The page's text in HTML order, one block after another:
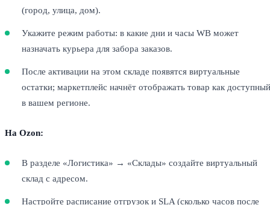
(город, улица, дом).
Укажите режим работы: в какие дни и часы WB может
назначать курьера для забора заказов.
После активации на этом складе появятся виртуальные
остатки; маркетплейс начнёт отображать товар как доступный
в вашем регионе.
На Ozon:
В разделе «Логистика» → «Склады» создайте виртуальный
склад с адресом.
Настройте расписание отгрузок и SLA (сколько часов после